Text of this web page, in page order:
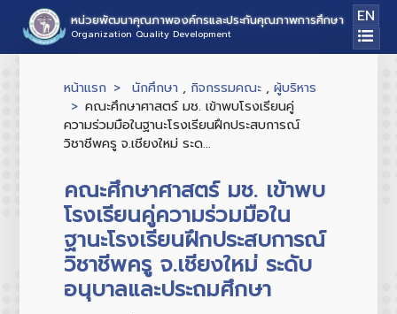
หน่วยพัฒนาคุณภาพองค์กรและประกันคุณภาพการศึกษา
Organization Quality Development
EN
หน้าแรก นักศึกษา , กิจกรรมคณะ , ผู้บริหาร
คณะศึกษาศาสตร์ มช. เข้าพบโรงเรียนคู่
ความร่วมมือในฐานะโรงเรียนฝึกประสบการณ์
วิชาชีพครู จ.เชียงใหม่ ระด...
คณะศึกษาศาสตร์ มช. เข้าพบ
โรงเรียนคู่ความร่วมมือใน
ฐานะโรงเรียนฝึกประสบการณ์
วิชาชีพครู จ.เชียงใหม่ ระดับ
อนุบาลและประถมศึกษา